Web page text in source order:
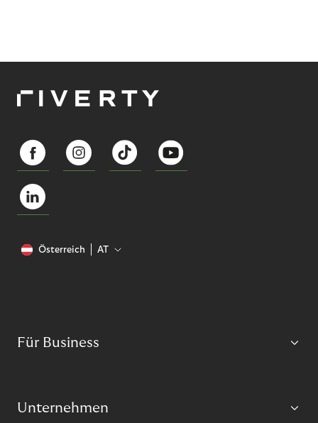
Österreich AT
Für Business
Unternehmen